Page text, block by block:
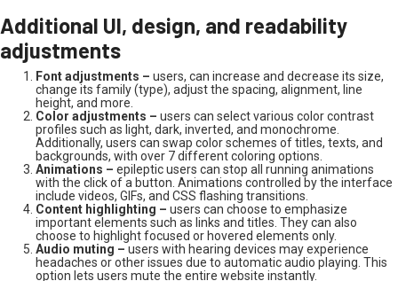
Additional UI, design, and readability
adjustments
Font adjustments – users, can increase and decrease its size,
change its family (type), adjust the spacing, alignment, line
height, and more.
Color adjustments – users can select various color contrast
profiles such as light, dark, inverted, and monochrome.
Additionally, users can swap color schemes of titles, texts, and
backgrounds, with over 7 different coloring options.
Animations – epileptic users can stop all running animations
with the click of a button. Animations controlled by the interface
include videos, GIFs, and CSS flashing transitions.
Content highlighting – users can choose to emphasize
important elements such as links and titles. They can also
choose to highlight focused or hovered elements only.
Audio muting – users with hearing devices may experience
headaches or other issues due to automatic audio playing. This
option lets users mute the entire website instantly.